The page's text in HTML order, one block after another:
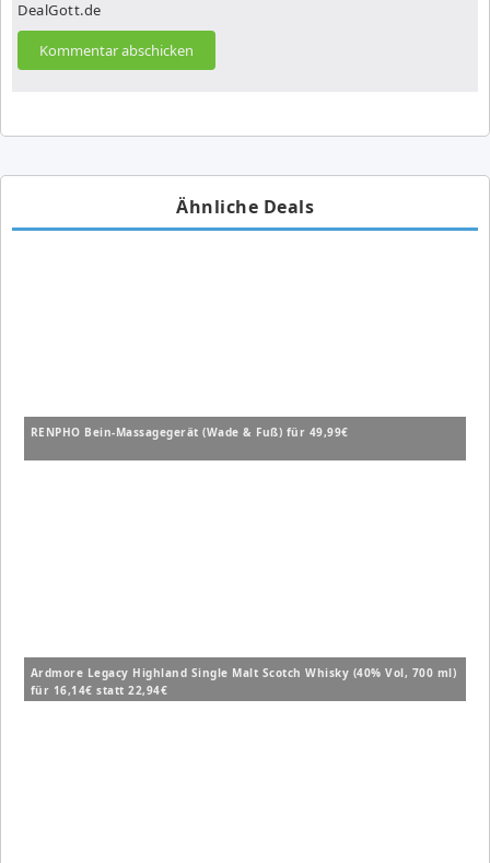
DealGott.de
Ähnliche Deals
RENPHO Bein-Massagegerät (Wade & Fuß) für 49,99€
Ardmore Legacy Highland Single Malt Scotch Whisky (40% Vol, 700 ml)
für 16,14€ statt 22,94€